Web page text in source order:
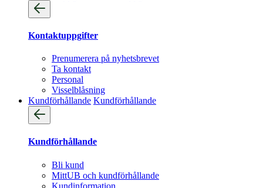
Kontaktuppgifter
Prenumerera på nyhetsbrevet
Ta kontakt
Personal
Visselblåsning
Kundförhållande Kundförhållande
Kundförhållande
Bli kund
MittUB och kundförhållande
Kundinformation